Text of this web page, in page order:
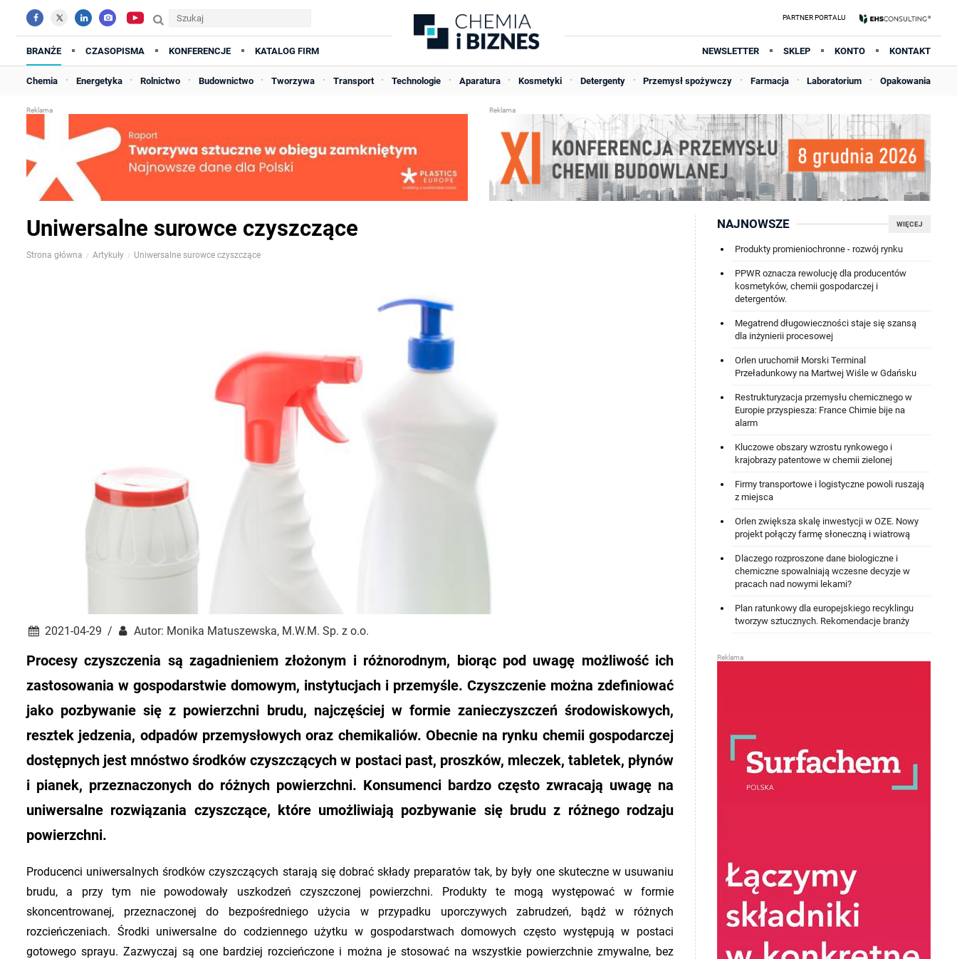
BRANŻE CZASOPISMA KONFERENCJE KATALOG FIRM NEWSLETTER SKLEP KONTO KONTAKT
Chemia Energetyka Rolnictwo Budownictwo Tworzywa Transport Technologie Aparatura Kosmetyki Detergenty Przemysł spożywczy Farmacja Laboratorium Opakowania
Uniwersalne surowce czyszczące
Strona główna Artykuły Uniwersalne surowce czyszczące
2021-04-29 / Autor: Monika Matuszewska, M.W.M. Sp. z o.o.
Procesy czyszczenia są zagadnieniem złożonym i różnorodnym, biorąc pod uwagę możliwość ich
zastosowania w gospodarstwie domowym, instytucjach i przemyśle. Czyszczenie można zdefiniować
jako pozbywanie się z powierzchni brudu, najczęściej w formie zanieczyszczeń środowiskowych,
resztek jedzenia, odpadów przemysłowych oraz chemikaliów. Obecnie na rynku chemii gospodarczej
dostępnych jest mnóstwo środków czyszczących w postaci past, proszków, mleczek, tabletek, płynów
i pianek, przeznaczonych do różnych powierzchni. Konsumenci bardzo często zwracają uwagę na
uniwersalne rozwiązania czyszczące, które umożliwiają pozbywanie się brudu z różnego rodzaju
powierzchni.
Producenci uniwersalnych środków czyszczących starają się dobrać składy preparatów tak, by były one skuteczne w usuwaniu
brudu, a przy tym nie powodowały uszkodzeń czyszczonej powierzchni. Produkty te mogą występować w formie
skoncentrowanej, przeznaczonej do bezpośredniego użycia w przypadku uporczywych zabrudzeń, bądź w różnych
rozcieńczeniach. Środki uniwersalne do codziennego użytku w gospodarstwach domowych często występują w postaci
gotowego sprayu. Zazwyczaj są one bardziej rozcieńczone i można je stosować na wszystkie powierzchnie zmywalne, bez
WIĘCEJ
NAJNOWSZE
Produkty promieniochronne - rozwój rynku
PPWR oznacza rewolucję dla producentów
kosmetyków, chemii gospodarczej i
detergentów.
Megatrend długowieczności staje się szansą
dla inżynierii procesowej
Orlen uruchomił Morski Terminal
Przeładunkowy na Martwej Wiśle w Gdańsku
Restrukturyzacja przemysłu chemicznego w
Europie przyspiesza: France Chimie bije na
alarm
Kluczowe obszary wzrostu rynkowego i
krajobrazy patentowe w chemii zielonej
Firmy transportowe i logistyczne powoli ruszają
z miejsca
Orlen zwiększa skalę inwestycji w OZE. Nowy
projekt połączy farmę słoneczną i wiatrową
Dlaczego rozproszone dane biologiczne i
chemiczne spowalniają wczesne decyzje w
pracach nad nowymi lekami?
Plan ratunkowy dla europejskiego recyklingu
tworzyw sztucznych. Rekomendacje branży